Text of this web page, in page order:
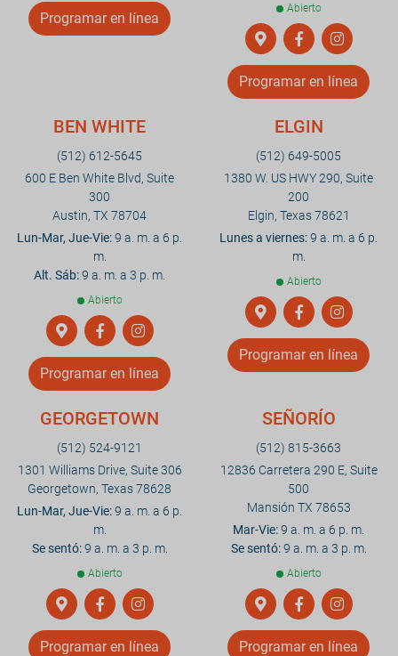
Programar en línea
Abierto
Programar en línea
BEN WHITE
(512) 612-5645
600 E Ben White Blvd, Suite
300
Austin, TX 78704
Lun-Mar, Jue-Vie:9 a. m. a 6 p.
m.
Alt. Sáb:9 a. m. a 3 p. m.
Abierto
Programar en línea
ELGIN
(512) 649-5005
1380 W. US HWY 290, Suite
200
Elgin, Texas 78621
Lunes a viernes:9 a. m. a 6 p.
m.
Abierto
Programar en línea
GEORGETOWN
(512) 524-9121
1301 Williams Drive, Suite 306
Georgetown, Texas 78628
Lun-Mar, Jue-Vie:9 a. m. a 6 p.
m.
Se sentó:9 a. m. a 3 p. m.
Abierto
Programar en línea
SEÑORÍO
(512) 815-3663
12836 Carretera 290 E, Suite
500
Mansión TX 78653
Mar-Vie:9 a. m. a 6 p. m.
Se sentó:9 a. m. a 3 p. m.
Abierto
Programar en línea